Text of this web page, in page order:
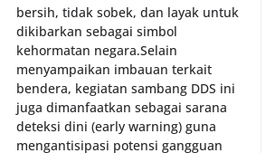
bersih, tidak sobek, dan layak untuk
dikibarkan sebagai simbol
kehormatan negara.‎‎‎Selain
menyampaikan imbauan terkait
bendera, kegiatan sambang DDS ini
juga dimanfaatkan sebagai sarana
deteksi dini (early warning) guna
mengantisipasi potensi gangguan